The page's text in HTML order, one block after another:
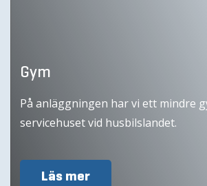
Gym
På anläggningen har vi ett mindre
servicehuset vid husbilslandet.
Läs mer